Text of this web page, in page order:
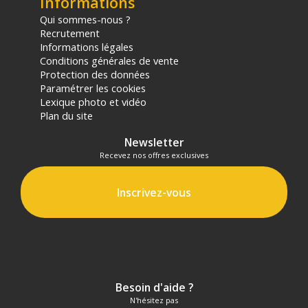
Qui sommes-nous ?
Recrutement
Informations légales
Conditions générales de vente
Protection des données
Paramétrer les cookies
Lexique photo et vidéo
Plan du site
Newsletter
Recevez nos offres exclusives
Inscrivez-vous
Besoin d'aide ?
N'hésitez pas